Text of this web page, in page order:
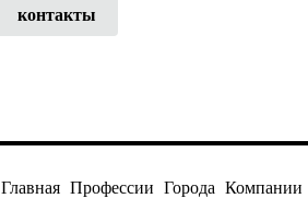
контакты
Главная Профессии Города Компании